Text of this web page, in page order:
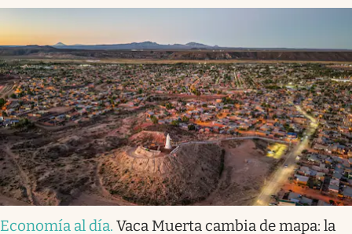
Economía al día. Vaca Muerta cambia de mapa: la